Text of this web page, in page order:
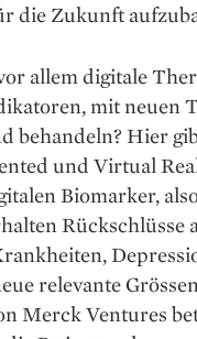
die Zukunft
allem digitale
mit neuen
behandeln? Hier
und Virtual
Biomarker,
Rückschlüsse
relevante
Merck Ventures